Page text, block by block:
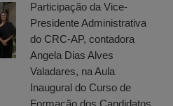
Participação da Vice-
Presidente Administrativa
do CRC-AP, contadora
Angela Dias Alves
Valadares, na Aula
Inaugural do Curso de